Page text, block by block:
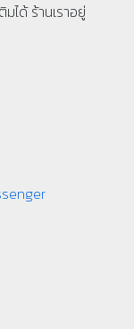
ได้ ร้านเราอยู่